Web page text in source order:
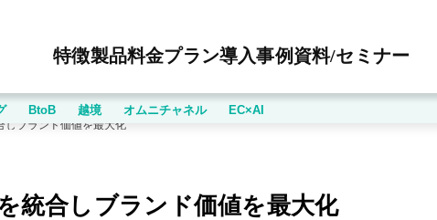
特徴製品料金プラン導入事例資料/セミナー
しブランド価値を最大化
統合しブランド価値を最大化
BtoB 越境 オムニチャネル EC×AI